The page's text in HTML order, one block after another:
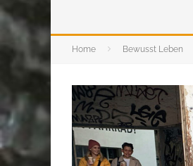
Home Bewusst Leben